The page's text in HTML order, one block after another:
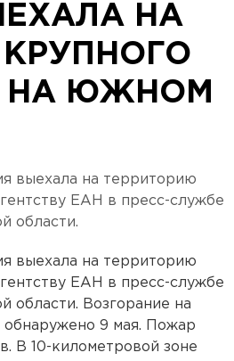
НА
НА ЮЖНОМ
выехала на территорию
ЕАН в пресс-службе
области.
выехала на территорию
ЕАН в пресс-службе
области. Возгорание на
обнаружено 9 мая. Пожар
В 10-километровой зоне